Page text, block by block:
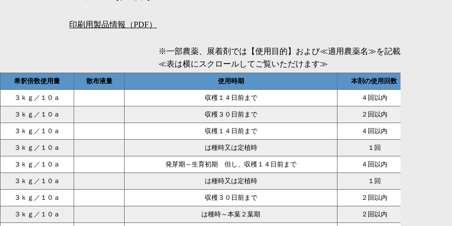
印刷用製品情報（PDF）
※一部農薬、展着剤では【使用目的】および≪適用農薬名≫を記載
≪表は横にスクロールしてご覧いただけます≫
希釈倍数使用量 散布液量 使用時期 本剤の使用回数
３ｋｇ／１０ａ 収穫１４日前まで ４回以内
３ｋｇ／１０ａ 収穫３０日前まで ２回以内
３ｋｇ／１０ａ 収穫１４日前まで ４回以内
３ｋｇ／１０ａ は種時又は定植時 １回
３ｋｇ／１０ａ 発芽期～生育初期 但し、収穫１４日前まで ４回以内
３ｋｇ／１０ａ は種時又は定植時 １回
３ｋｇ／１０ａ 収穫３０日前まで ２回以内
３ｋｇ／１０ａ は種時～本葉２葉期 ２回以内